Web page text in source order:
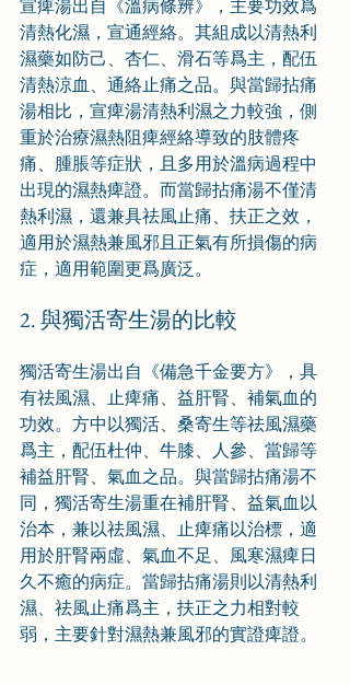
宣痺湯出自《溫病條辨》，主要功效爲
清熱化濕，宣通經絡。其組成以清熱利
濕藥如防己、杏仁、滑石等爲主，配伍
清熱涼血、通絡止痛之品。與當歸拈痛
湯相比，宣痺湯清熱利濕之力較強，側
重於治療濕熱阻痺經絡導致的肢體疼
痛、腫脹等症狀，且多用於溫病過程中
出現的濕熱痺證。而當歸拈痛湯不僅清
熱利濕，還兼具祛風止痛、扶正之效，
適用於濕熱兼風邪且正氣有所損傷的病
症，適用範圍更爲廣泛。
2. 與獨活寄生湯的比較
獨活寄生湯出自《備急千金要方》，具
有祛風濕、止痺痛、益肝腎、補氣血的
功效。方中以獨活、桑寄生等祛風濕藥
爲主，配伍杜仲、牛膝、人參、當歸等
補益肝腎、氣血之品。與當歸拈痛湯不
同，獨活寄生湯重在補肝腎、益氣血以
治本，兼以祛風濕、止痺痛以治標，適
用於肝腎兩虛、氣血不足、風寒濕痺日
久不癒的病症。當歸拈痛湯則以清熱利
濕、祛風止痛爲主，扶正之力相對較
弱，主要針對濕熱兼風邪的實證痺證。